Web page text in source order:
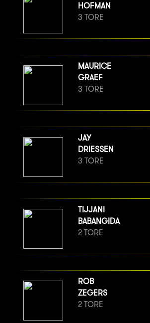
HOFMAN
3 TORE
MAURICE
GRAEF
3 TORE
JAY
DRIESSEN
3 TORE
TIJJANI
BABANGIDA
2 TORE
ROB
ZEGERS
2 TORE